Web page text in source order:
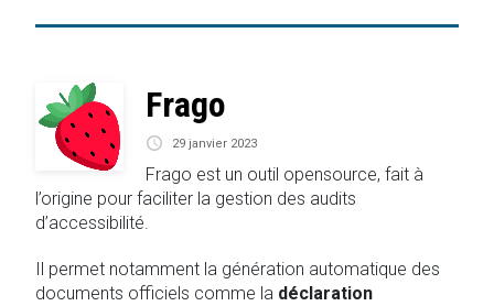
Frago
29 janvier 2023
Frago est un outil opensource, fait à
l’origine pour faciliter la gestion des audits
d’accessibilité.
Il permet notamment la génération automatique des
documents officiels comme la déclaration